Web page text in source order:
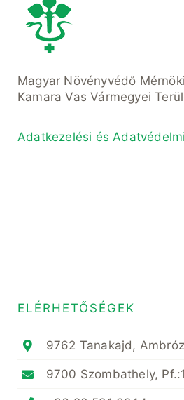
Magyar Növényvédő
Kamara Vas Vármegyei
Adatkezelési és
ELÉRHETŐSÉGEK
9762 Tanakajd,
9700 Szombathely,